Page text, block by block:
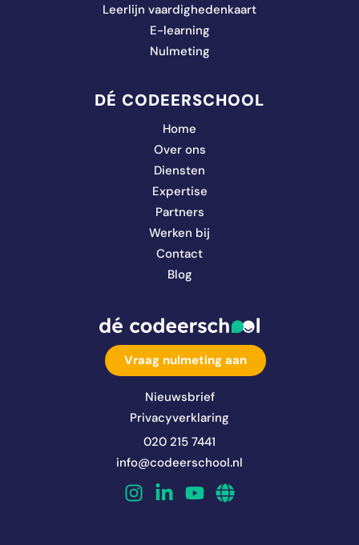
Leerlijn vaardighedenkaart
E-learning
Nulmeting
DÉ CODEERSCHOOL
Home
Over ons
Diensten
Expertise
Partners
Werken bij
Contact
Blog
Vraag nulmeting aan
Nieuwsbrief
Privacyverklaring
020 215 7441
info@codeerschool.nl